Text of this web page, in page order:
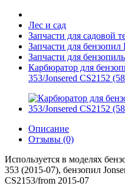
Лес и сад
Запчасти для садовой
Запчасти для бензопил
Запчасти для
Карбюратор для
353/Jonsered CS2152
Описание
Отзывы (0)
Используется в моделях
353 (2015-07), бензопил
CS2153/from 2015-07